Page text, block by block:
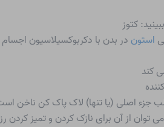
کتوز
استون در بدن با دکربوکسیلاسیون
کند
جزء اصلی (یا تنها) لاک پاک کن ناخن
توان از آن برای نازک کردن و تمیز